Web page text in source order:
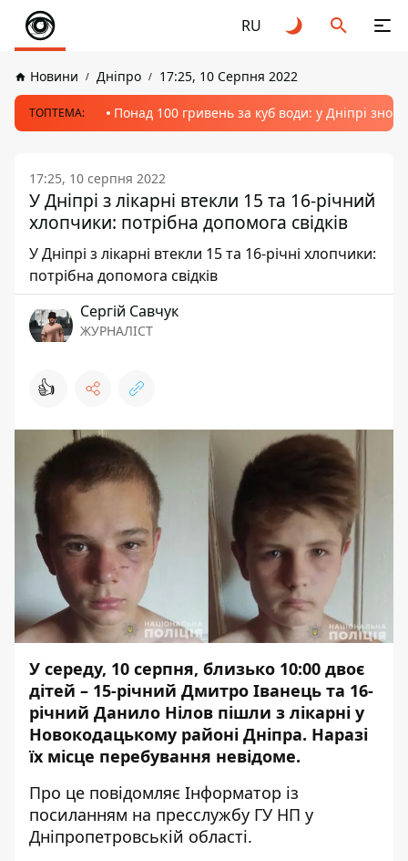
RU
Новини Дніпро 17:25, 10 Серпня 2022
ТОПТЕМА: Понад 100 гривень за куб води: у Дніпрі
17:25, 10 серпня 2022
У Дніпрі з лікарні втекли 15 та 16-річний
хлопчики: потрібна допомога свідків
У Дніпрі з лікарні втекли 15 та 16-річні хлопчики:
потрібна допомога свідків
Сергій Савчук
ЖУРНАЛІСТ
👍
У середу, 10 серпня, близько 10:00 двоє
дітей – 15-річний Дмитро Іванець та 16-
річний Данило Нілов пішли з лікарні у
Новокодацькому районі Дніпра. Наразі
їх місце перебування невідоме.
Про це повідомляє Інформатор із
посиланням на пресслужбу ГУ НП у
Дніпропетровській області.